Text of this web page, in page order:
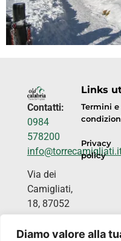
Diamo valore alla
Contatti:
0984
578200
Via dei
Camigliati,
18, 87052
Silano CS
Links
Termini e
Privacy
policy